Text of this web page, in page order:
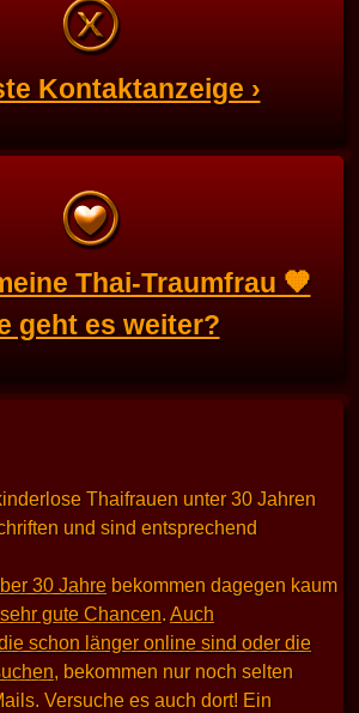
Kontaktanzeige ›
Thai-Traumfrau 🧡
geht es weiter?
Thaifrauen unter 30 Jahren
und sind entsprechend
30 Jahre bekommen dagegen kaum
gute Chancen. Auch
schon länger online sind oder die
, bekommen nur noch selten
Versuche es auch dort! Ein